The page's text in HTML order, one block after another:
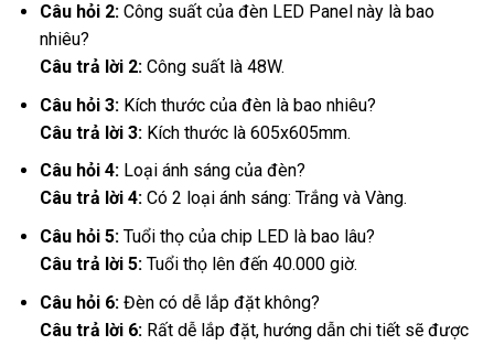
Câu hỏi 2:Công suất của đèn LED Panel này là bao
nhiêu?
Câu trả lời 2:Công suất là 48W.
Câu hỏi 3:Kích thước của đèn là bao nhiêu?
Câu trả lời 3:Kích thước là 605x605mm.
Câu hỏi 4:Loại ánh sáng của đèn?
Câu trả lời 4:Có 2 loại ánh sáng: Trắng và Vàng.
Câu hỏi 5:Tuổi thọ của chip LED là bao lâu?
Câu trả lời 5:Tuổi thọ lên đến 40.000 giờ.
Câu hỏi 6:Đèn có dễ lắp đặt không?
Câu trả lời 6:Rất dễ lắp đặt, hướng dẫn chi tiết sẽ được